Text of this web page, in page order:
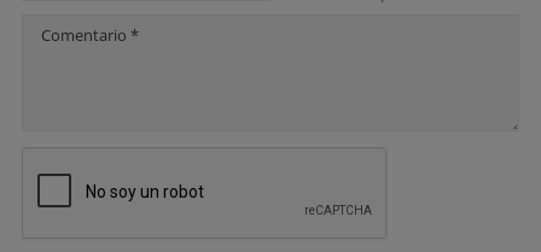
Comentario *